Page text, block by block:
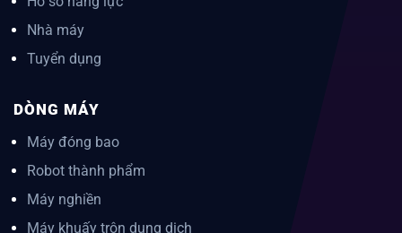
Nhà máy
Tuyển dụng
DÒNG MÁY
Máy đóng bao
Robot thành phẩm
Máy nghiền
Máy khuấy trộn dung dịch